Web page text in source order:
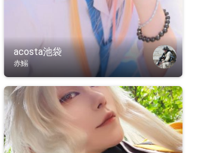
acosta池袋
赤鰯